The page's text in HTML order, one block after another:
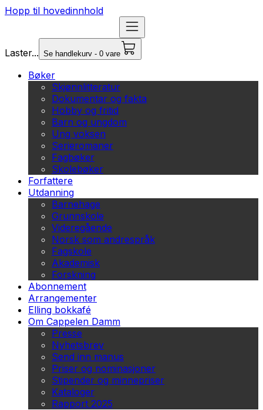
Hopp til hovedinnhold
Laster... Se handlekurv - 0 vare
Bøker
Skjønnlitteratur
Dokumentar og fakta
Hobby og fritid
Barn og ungdom
Ung voksen
Serieromaner
Fagbøker
Skolebøker
Forfattere
Utdanning
Barnehage
Grunnskole
Videregående
Norsk som andrespråk
Fagskole
Akademisk
Forskning
Abonnement
Arrangementer
Elling bokkafé
Om Cappelen Damm
Presse
Nyhetsbrev
Send inn manus
Priser og nominasjoner
Stipender og minnepriser
Kataloger
Rapport 2025